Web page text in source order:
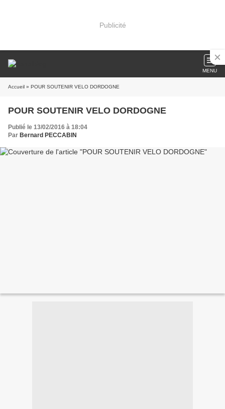
Publicité
MENU
Accueil » POUR SOUTENIR VELO DORDOGNE
POUR SOUTENIR VELO DORDOGNE
Publié le 13/02/2016 à 18:04
Par Bernard PECCABIN